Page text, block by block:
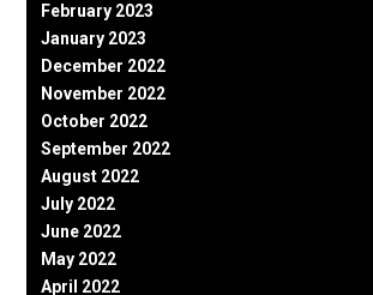
February 2023
January 2023
December 2022
November 2022
October 2022
September 2022
August 2022
July 2022
June 2022
May 2022
April 2022